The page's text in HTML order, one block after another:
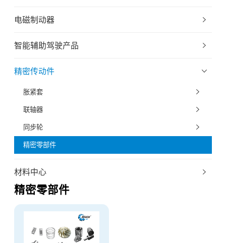
电磁制动器
智能辅助驾驶产品
精密传动件
胀紧套
联轴器
同步轮
精密零部件
材料中心
精密零部件